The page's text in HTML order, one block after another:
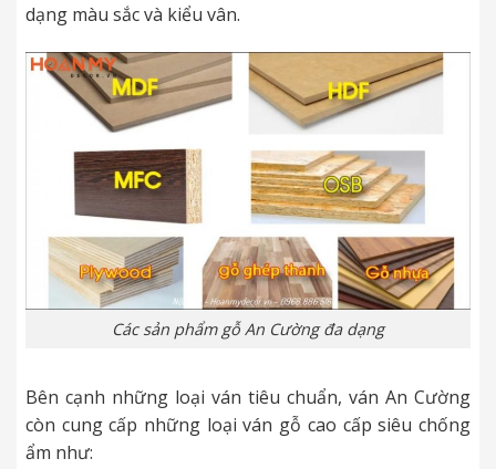
dạng màu sắc và kiểu vân.
Các sản phẩm gỗ An Cường đa dạng
Bên cạnh những loại ván tiêu chuẩn, ván An Cường
còn cung cấp những loại ván gỗ cao cấp siêu chống
ẩm như: